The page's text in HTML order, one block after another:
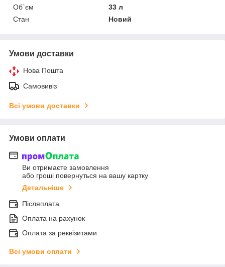
Об`єм
33 л
Стан
Новий
Умови доставки
Нова Пошта
Самовивіз
Всі умови доставки
Умови оплати
Ви отримаєте замовлення
або гроші повернуться на вашу картку
Детальніше
Післяплата
Оплата на рахунок
Оплата за реквізитами
Всі умови оплати